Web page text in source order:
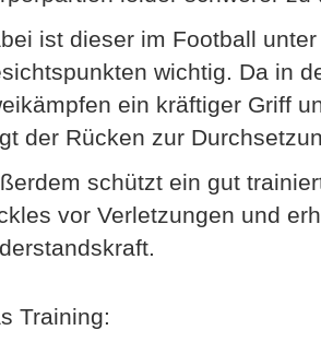
ist dieser im Football
wichtig. Da in
ein kräftiger Griff
der Rücken zur
schützt ein gut
vor Verletzungen und
Training: